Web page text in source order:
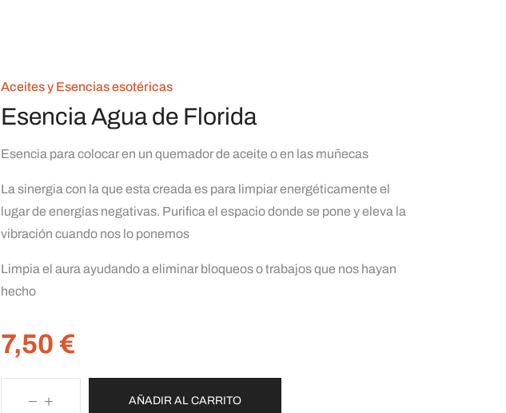
Aceites y Esencias esotéricas
Esencia Agua de Florida
Esencia para colocar en un quemador de aceite o en las muñecas
La sinergia con la que esta creada es para limpiar energéticamente el
lugar de energías negativas. Purifica el espacio donde se pone y eleva la
vibración cuando nos lo ponemos
Limpia el aura ayudando a eliminar bloqueos o trabajos que nos hayan
hecho
7,50 €
AÑADIR AL CARRITO